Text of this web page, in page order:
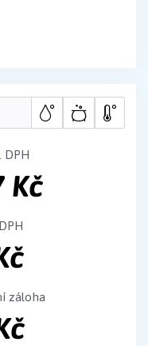
DPH
Kč
záloha